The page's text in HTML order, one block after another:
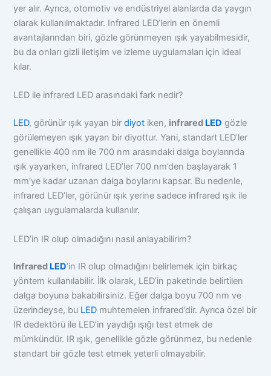
yer alır. Ayrıca, otomotiv ve endüstriyel alanlarda da yaygın
olarak kullanılmaktadır. Infrared LED’lerin en önemli
avantajlarından biri, gözle görünmeyen ışık yayabilmesidir,
bu da onları gizli iletişim ve izleme uygulamaları için ideal
kılar.
LED ile infrared LED arasındaki fark nedir?
LED, görünür ışık yayan birdiyot iken, infrared LED gözle
görülemeyen ışık yayan bir diyottur. Yani, standart LED’ler
genellikle 400 nm ile 700 nm arasındaki dalga boylarında
ışık yayarken, infrared LED’ler 700 nm’den başlayarak 1
mm’ye kadar uzanan dalga boylarını kapsar. Bu nedenle,
infrared LED’ler, görünür ışık yerine sadece infrared ışık ile
çalışan uygulamalarda kullanılır.
LED’in IR olup olmadığını nasıl anlayabilirim?
Infrared LED‘in IR olup olmadığını belirlemek için birkaç
yöntem kullanılabilir. İlk olarak, LED’in paketinde belirtilen
dalga boyuna bakabilirsiniz. Eğer dalga boyu 700 nm ve
üzerindeyse, bu LED muhtemelen infrared’dir. Ayrıca özel bir
IR dedektörü ile LED’in yaydığı ışığı test etmek de
mümkündür. IR ışık, genellikle gözle görünmez, bu nedenle
standart bir gözle test etmek yeterli olmayabilir.